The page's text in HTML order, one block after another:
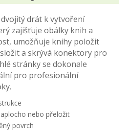
drát k vytvoření
zajišťuje obálky knih a
umožňuje knihy položit
a skrývá konektory pro
stránky se dokonale
pro profesionální
nebo přeložit
povrch